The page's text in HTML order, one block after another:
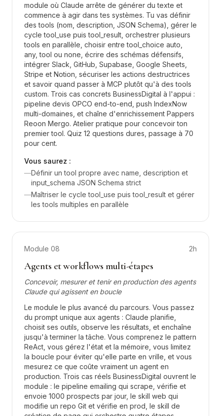
module où Claude arrête de générer du texte et
commence à agir dans tes systèmes. Tu vas définir
des tools (nom, description, JSON Schema), gérer le
cycle tool_use puis tool_result, orchestrer plusieurs
tools en parallèle, choisir entre tool_choice auto,
any, tool ou none, écrire des schémas défensifs,
intégrer Slack, GitHub, Supabase, Google Sheets,
Stripe et Notion, sécuriser les actions destructrices
et savoir quand passer à MCP plutôt qu'à des tools
custom. Trois cas concrets BusinessDigital à l'appui :
pipeline devis OPCO end-to-end, push IndexNow
multi-domaines, et chaîne d'enrichissement Pappers
Reoon Mergo. Atelier pratique pour concevoir ton
premier tool. Quiz 12 questions dures, passage à 70
pour cent.
Vous saurez :
—Définir un tool propre avec name, description et
input_schema JSON Schema strict
—Maîtriser le cycle tool_use puis tool_result et gérer
les tools multiples en parallèle
Module 08 2h
Agents et workflows multi-étapes
Concevoir, mesurer et tenir en production des agents
Claude qui agissent en boucle
Le module le plus avancé du parcours. Vous passez
du prompt unique aux agents : Claude planifie,
choisit ses outils, observe les résultats, et enchaîne
jusqu'à terminer la tâche. Vous comprenez le pattern
ReAct, vous gérez l'état et la mémoire, vous limitez
la boucle pour éviter qu'elle parte en vrille, et vous
mesurez ce que coûte vraiment un agent en
production. Trois cas réels BusinessDigital ouvrent le
module : le pipeline emailing qui scrape, vérifie et
envoie 1000 prospects par jour, le skill web qui
modifie un repo Git et vérifie en prod, le skill de